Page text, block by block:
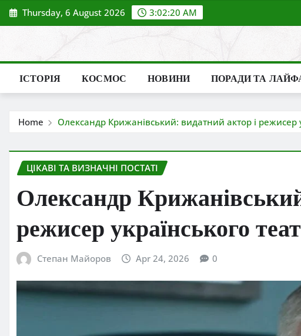
Skip
to
Thursday, 6 August 2026 3:02:21 AM
ІСТОРІЯ КОСМОС НОВИНИ ПОРАДИ ТА
Home Олександр Крижанівський: видатний актор і режисер
ЦІКАВІ ТА ВИЗНАЧНІ ПОСТАТІ
Олександр
режисер українського
Степан Майоров Apr 24, 2026 0